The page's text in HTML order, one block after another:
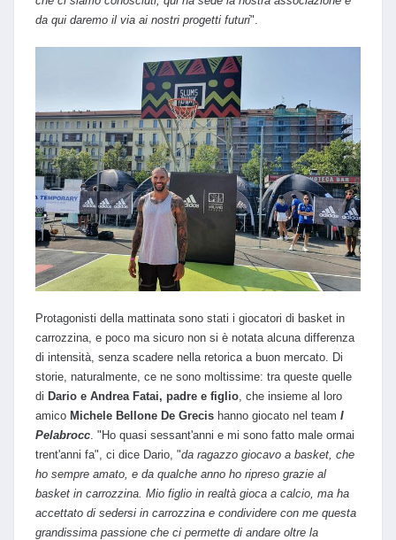
da qui daremo il via ai nostri progetti futuri".
Protagonisti della mattinata sono stati i giocatori di basket in
carrozzina, e poco ma sicuro non si è notata alcuna differenza
di intensità, senza scadere nella retorica a buon mercato. Di
storie, naturalmente, ce ne sono moltissime: tra queste quelle
di Dario e Andrea Fatai, padre e figlio , che insieme al loro
amico Michele Bellone De Grecis hanno giocato nel team I
Pelabrocc . "Ho quasi sessant'anni e mi sono fatto male ormai
trent'anni fa", ci dice Dario, "da ragazzo giocavo a basket, che
ho sempre amato, e da qualche anno ho ripreso grazie al
basket in carrozzina. Mio figlio in realtà gioca a calcio, ma ha
accettato di sedersi in carrozzina e condividere con me questa
grandissima passione che ci permette di andare oltre la